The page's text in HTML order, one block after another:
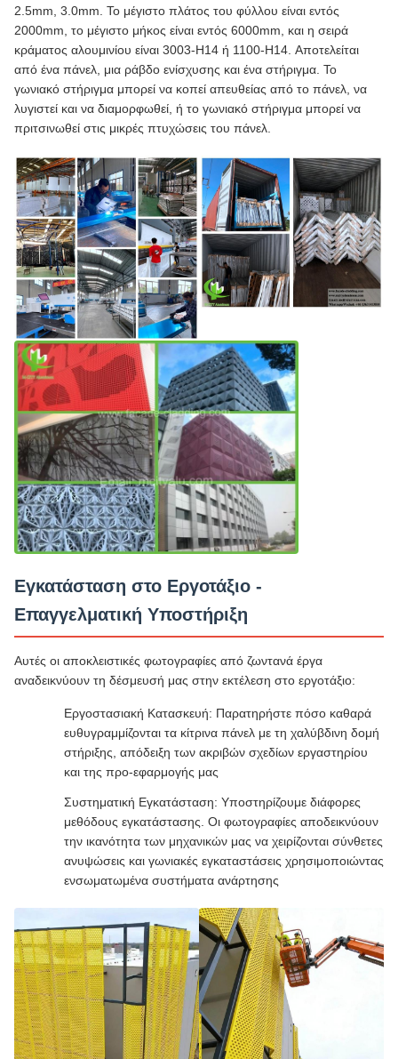
2.5mm, 3.0mm. Το μέγιστο πλάτος του φύλλου είναι εντός
2000mm, το μέγιστο μήκος είναι εντός 6000mm, και η σειρά
κράματος αλουμινίου είναι 3003-H14 ή 1100-H14. Αποτελείται
από ένα πάνελ, μια ράβδο ενίσχυσης και ένα στήριγμα. Το
γωνιακό στήριγμα μπορεί να κοπεί απευθείας από το πάνελ, να
λυγιστεί και να διαμορφωθεί, ή το γωνιακό στήριγμα μπορεί να
πριτσινωθεί στις μικρές πτυχώσεις του πάνελ.
Εγκατάσταση στο Εργοτάξιο -
Επαγγελματική Υποστήριξη
Αυτές οι αποκλειστικές φωτογραφίες από ζωντανά έργα
αναδεικνύουν τη δέσμευσή μας στην εκτέλεση στο εργοτάξιο:
Εργοστασιακή Κατασκευή: Παρατηρήστε πόσο καθαρά
ευθυγραμμίζονται τα κίτρινα πάνελ με τη χαλύβδινη δομή
στήριξης, απόδειξη των ακριβών σχεδίων εργαστηρίου
και της προ-εφαρμογής μας
Συστηματική Εγκατάσταση: Υποστηρίζουμε διάφορες
μεθόδους εγκατάστασης. Οι φωτογραφίες αποδεικνύουν
την ικανότητα των μηχανικών μας να χειρίζονται σύνθετες
ανυψώσεις και γωνιακές εγκαταστάσεις χρησιμοποιώντας
ενσωματωμένα συστήματα ανάρτησης